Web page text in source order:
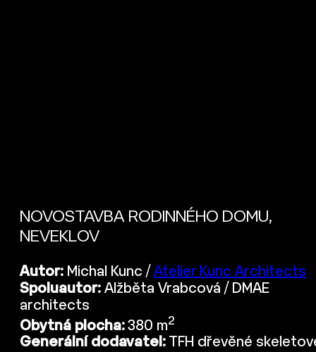
NOVOSTAVBA RODINNÉHO DOMU,
NEVEKLOV
Autor: Michal Kunc / Atelier Kunc Architects
Spoluautor: Alžběta Vrabcová / DMAE
architects
Obytná plocha: 380 m2
Generální dodavatel: TFH dřevěné